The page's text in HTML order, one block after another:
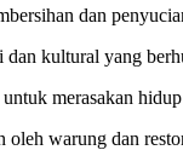
dan
kultural yang
merasakan
oleh warung dan